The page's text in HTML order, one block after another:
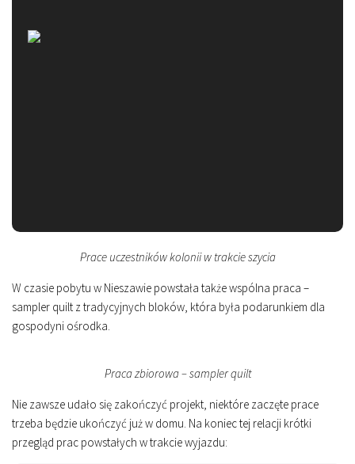
Prace uczestników kolonii w trakcie szycia
W czasie pobytu w Nieszawie powstała także wspólna praca –
sampler quilt z tradycyjnych bloków, która była podarunkiem dla
gospodyni ośrodka.
Praca zbiorowa – sampler quilt
Nie zawsze udało się zakończyć projekt, niektóre zaczęte prace
trzeba będzie ukończyć już w domu. Na koniec tej relacji krótki
przegląd prac powstałych w trakcie wyjazdu: